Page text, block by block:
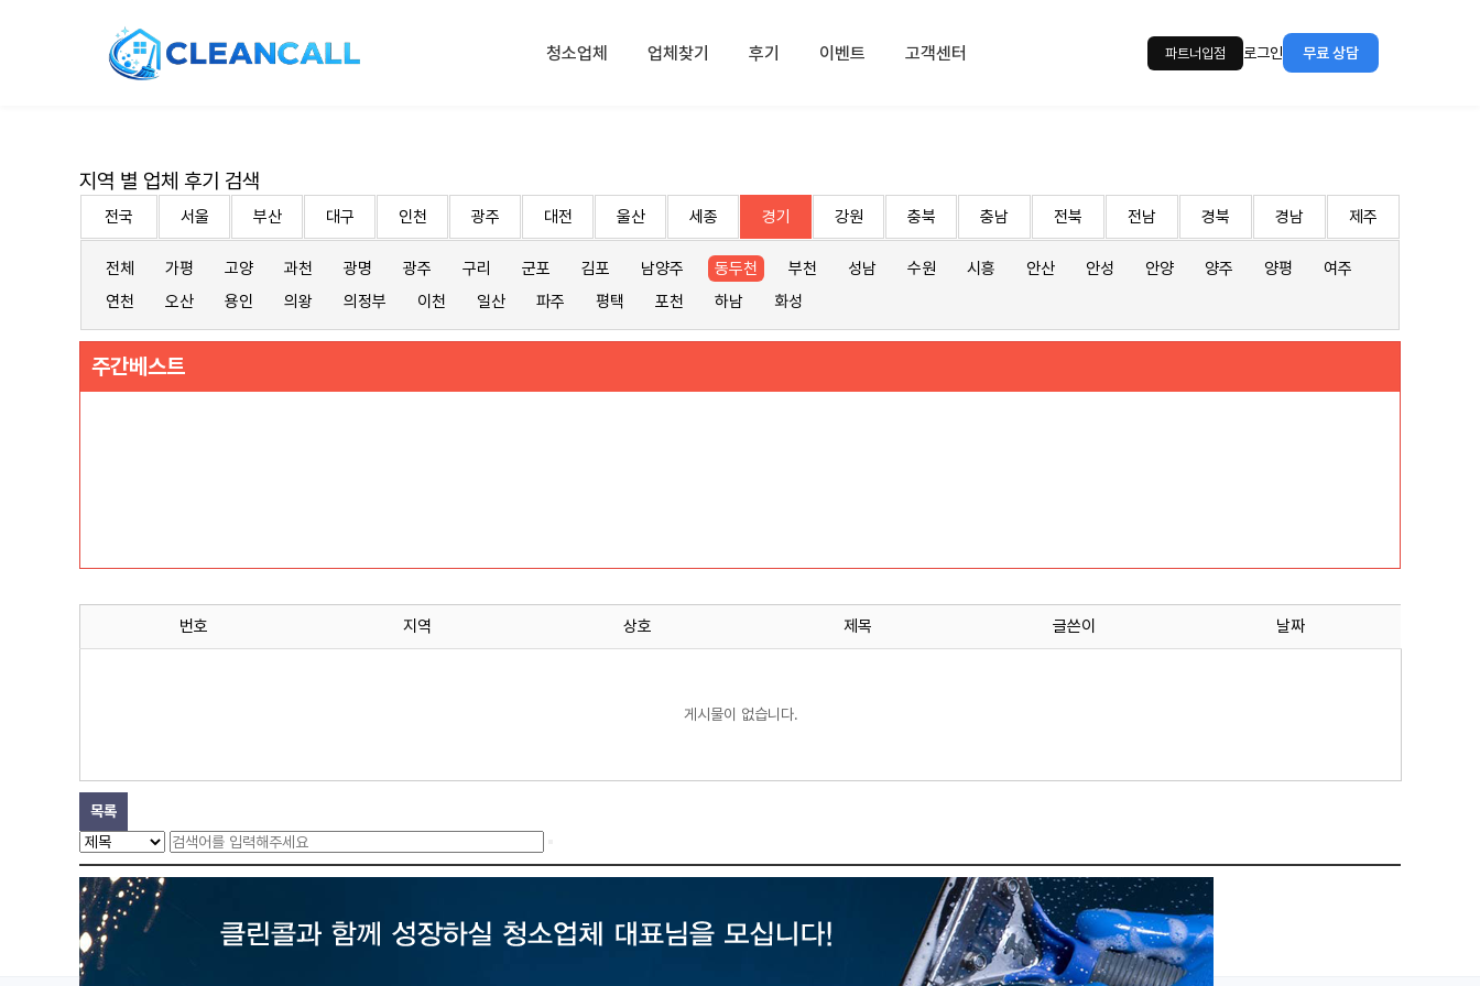
청소업체 업체찾기 후기 이벤트 고객센터 파트너입점 로그인 무료 상담
지역 별 업체 후기 검색
전국 서울 부산 대구 인천 광주 대전 울산 세종 경기 강원 충북 충남 전북 전남 경북 경남 제주
전체 가평 고양 과천 광명 광주 구리 군포 김포 남양주 동두천 부천 성남 수원 시흥 안산 안성 안양 양주 양평
여주
연천
오산 용인 의왕 의정부 이천 일산 파주 평택 포천 하남 화성
주간베스트
번호 지역 상호 제목 글쓴이 날짜
게시물이 없습니다.
목록